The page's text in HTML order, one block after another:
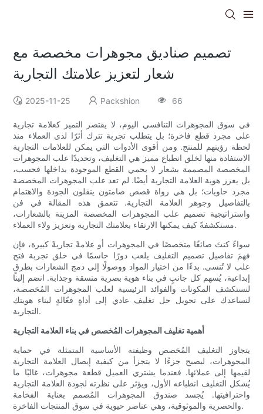
تصميم صناديق مجوهرات مخصصة مع
شعار لتعزيز علامتك التجارية
2025-11-25 Packshion 66
في سوق المجوهرات التنافسي اليوم، لا يقتصر التميز كعلامة تجارية
على مجرد قطع فاخرة؛ بل يتطلب تجربة تترك أثرًا لدى العملاء منذ
لحظة رؤيتهم للمنتج. ومن أقوى الأدوات التي يمكن للعلامات التجارية
الاستفادة منها لخلق انطباع مميز هي التغليف، وتحديدًا علب المجوهرات
المخصصة المصممة بشعار لا يحمي القطع الموجودة بداخلها فحسب،
بل يعزز هوية العلامة التجارية أيضًا. لم تعد علب المجوهرات المخصصة
مجرد حاويات؛ بل هي رواة قصص صامتون ينقلون الجودة والاهتمام
بالتفاصيل وجوهر العلامة التجارية. تتعمق هذه المقالة في فن
واستراتيجية تصميم علب المجوهرات المخصصة المزينة بالشعارات،
مستكشفةً كيف يمكنها الارتقاء بعلامتك التجارية وتعزيز ولاء العملاء.
سواءً كنتَ صائغًا متخصصًا في المجوهرات أو علامةً تجاريةً كبيرة، فإن
فهمَ تفاصيل تصميم التغليف يلعب دورًا حاسمًا في خلق تجربة فتح
علب لا تُنسى. بدءًا من اختيار المواد ووصولًا إلى دمج الشعارات بطرقٍ
إبداعية، يُسهم كل جانبٍ في بناء هوية بصرية متسقة وجذابة. انضم إلينا
لنستكشف المكونات والفوائد الرئيسية لعلب المجوهرات المُخصصة،
لنساعدك على تحويل حل تغليف عادي إلى أداةٍ فعّالةٍ لبناء هويتك
التجارية.
أهمية تغليف المجوهرات المُخصص في بناء العلامة التجارية
يتجاوز التغليف المُخصص وظيفته الأساسية المتمثلة في حماية
المجوهرات، ليصبح جزءًا لا يتجزأ من كيفية إيصال العلامة التجارية
لقيمها إلى عملائها. فعندما يشتري العميل قطعة مجوهرات، غالبًا ما
يُشكل التغليف انطباعه الأول، ويؤثر على نظرته لجودة العلامة التجارية
واحترافيتها. يُجسد صندوق المجوهرات المُصمم بعناية الفخامة
والحصرية والموثوقية، وهي عناصر حيوية في سوق المنتجات الفاخرة.